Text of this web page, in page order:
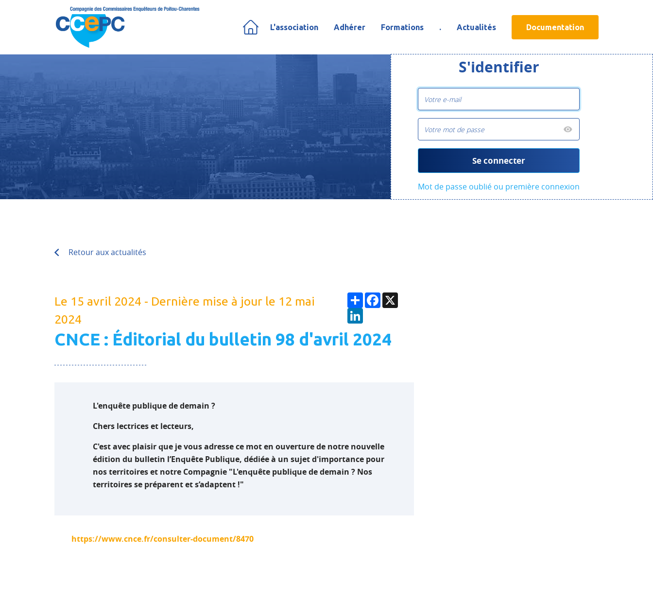
L'association Adhérer Formations . Actualités Documentation
S'identifier
Se connecter
Mot de passe oublié ou première connexion
Retour aux actualités
Le 15 avril 2024 - Dernière mise à jour le 12 mai
2024
PartagerFacebook
CNCE : Éditorial du bulletin 98 d'avril 2024
L'enquête publique de demain ?
Chers lectrices et lecteurs,
C'est avec plaisir que je vous adresse ce mot en ouverture de notre nouvelle
édition du bulletin l’Enquête Publique, dédiée à un sujet d'importance pour
nos territoires et notre Compagnie "L'enquête publique de demain ? Nos
territoires se préparent et s’adaptent !"
https://www.cnce.fr/consulter-document/8470